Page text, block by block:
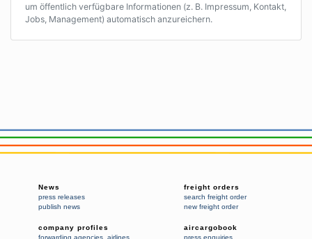
um öffentlich verfügbare Informationen (z. B. Impressum, Kontakt,
Jobs, Management) automatisch anzureichern.
News
press releases
publish news
freight orders
search freight order
new freight order
company profiles
forwarding agencies airlines
aircargobook
press enquiries